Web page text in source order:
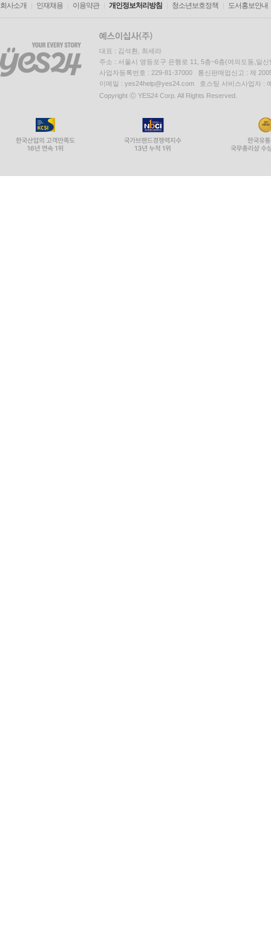
회사소개 인재채용 이용약관 개인정보처리방침 청소년보호정책 도서홍보안내
대표 : 김석환, 최세라
주소 : 서울시 영등포구 은행로 11, 5층~6층(여의도동,일신
사업자등록번호 : 229-81-37000 통신판매업신고 : 제
이메일 : yes24help@yes24.com 호스팅 서비스사업자 :
Copyright ⓒ YES24 Corp. All Rights Reserved.